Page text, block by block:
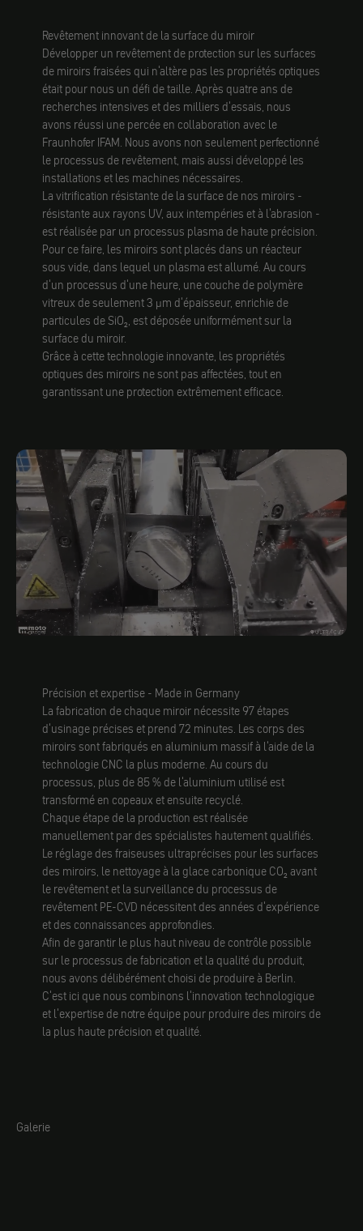
Revêtement innovant de la surface du miroir
Développer un revêtement de protection sur les surfaces
de miroirs fraisées qui n'altère pas les propriétés optiques
était pour nous un défi de taille. Après quatre ans de
recherches intensives et des milliers d'essais, nous
avons réussi une percée en collaboration avec le
Fraunhofer IFAM. Nous avons non seulement perfectionné
le processus de revêtement, mais aussi développé les
installations et les machines nécessaires.
La vitrification résistante de la surface de nos miroirs -
résistante aux rayons UV, aux intempéries et à l'abrasion -
est réalisée par un processus plasma de haute précision.
Pour ce faire, les miroirs sont placés dans un réacteur
sous vide, dans lequel un plasma est allumé. Au cours
d'un processus d'une heure, une couche de polymère
vitreux de seulement 3 µm d'épaisseur, enrichie de
particules de SiO₂, est déposée uniformément sur la
surface du miroir.
Grâce à cette technologie innovante, les propriétés
optiques des miroirs ne sont pas affectées, tout en
garantissant une protection extrêmement efficace.
Précision et expertise - Made in Germany
La fabrication de chaque miroir nécessite 97 étapes
d'usinage précises et prend 72 minutes. Les corps des
miroirs sont fabriqués en aluminium massif à l'aide de la
technologie CNC la plus moderne. Au cours du
processus, plus de 85 % de l'aluminium utilisé est
transformé en copeaux et ensuite recyclé.
Chaque étape de la production est réalisée
manuellement par des spécialistes hautement qualifiés.
Le réglage des fraiseuses ultraprécises pour les surfaces
des miroirs, le nettoyage à la glace carbonique CO₂ avant
le revêtement et la surveillance du processus de
revêtement PE-CVD nécessitent des années d'expérience
et des connaissances approfondies.
Afin de garantir le plus haut niveau de contrôle possible
sur le processus de fabrication et la qualité du produit,
nous avons délibérément choisi de produire à Berlin.
C'est ici que nous combinons l'innovation technologique
et l'expertise de notre équipe pour produire des miroirs de
la plus haute précision et qualité.
Galerie